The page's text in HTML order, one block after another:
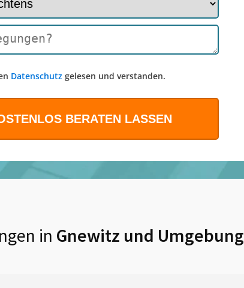
Datenschutzgelesen und verstanden.
in Gnewitz und Umgebung